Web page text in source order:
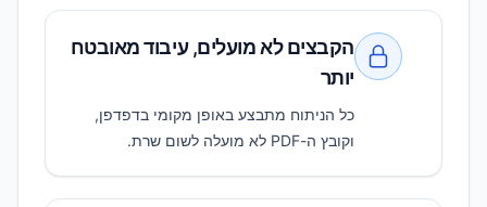
הקבצים לא מועלים, עיבוד מאובטח
יותר
כל הניתוח מתבצע באופן מקומי בדפדפן,
וקובץ ה-PDF לא מועלה לשום שרת.